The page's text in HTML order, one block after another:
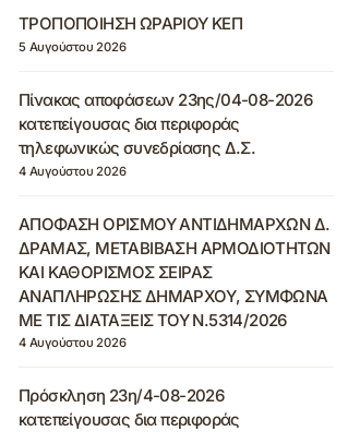
ΤΡΟΠΟΠΟΙΗΣΗ ΩΡΑΡΙΟΥ ΚΕΠ
5 Αυγούστου 2026
Πίνακας αποφάσεων 23ης/04-08-2026
κατεπείγουσας δια περιφοράς
τηλεφωνικώς συνεδρίασης Δ.Σ.
4 Αυγούστου 2026
ΑΠΟΦΑΣΗ ΟΡΙΣΜΟΥ ΑΝΤΙΔΗΜΑΡΧΩΝ Δ.
ΔΡΑΜΑΣ, ΜΕΤΑΒΙΒΑΣΗ ΑΡΜΟΔΙΟΤΗΤΩΝ
ΚΑΙ ΚΑΘΟΡΙΣΜΟΣ ΣΕΙΡΑΣ
ΑΝΑΠΛΗΡΩΣΗΣ ΔΗΜΑΡΧΟΥ, ΣΥΜΦΩΝΑ
ΜΕ ΤΙΣ ΔΙΑΤΑΞΕΙΣ ΤΟΥ Ν.5314/2026
4 Αυγούστου 2026
Πρόσκληση 23η/4-08-2026
κατεπείγουσας δια περιφοράς